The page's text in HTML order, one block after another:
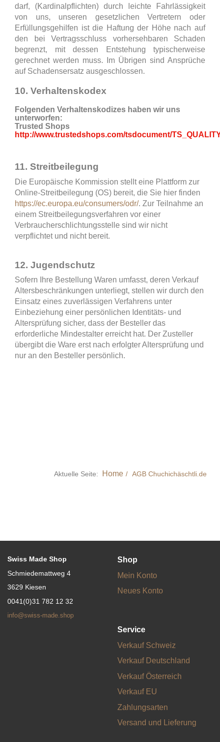
darf, (Kardinalpflichten) durch leichte Fahrlässigkeit
von uns, unseren gesetzlichen Vertretern oder
Erfüllungsgehilfen ist die Haftung der Höhe nach auf
den bei Vertragsschluss vorhersehbaren Schaden
begrenzt, mit dessen Entstehung typischerweise
gerechnet werden muss. Im Übrigen sind Ansprüche
auf Schadensersatz ausgeschlossen.
10. Verhaltenskodex
Folgenden Verhaltenskodizes haben wir uns
unterworfen:
Trusted Shops
http://www.trustedshops.com/tsdocument/
11. Streitbeilegung
Die Europäische Kommission stellt eine Plattform zur
Online-Streitbeilegung (OS) bereit, die Sie hier finden
https://ec.europa.eu/consumers/odr/. Zur Teilnahme an
einem Streitbeilegungsverfahren vor einer
Verbraucherschlichtungsstelle sind wir nicht
verpflichtet und nicht bereit.
12. Jugendschutz
Sofern Ihre Bestellung Waren umfasst, deren Verkauf
Altersbeschränkungen unterliegt, stellen wir durch den
Einsatz eines zuverlässigen Verfahrens unter
Einbeziehung einer persönlichen Identitäts- und
Altersprüfung sicher, dass der Besteller das
erforderliche Mindestalter erreicht hat. Der Zusteller
übergibt die Ware erst nach erfolgter Altersprüfung und
nur an den Besteller persönlich.
Aktuelle Seite: Home AGB Chuchichäschtli.de
Swiss Made Shop
Schmiedemattweg 4
3629 Kiesen
0041(0)31 782 12 32
info@swiss-made.shop
Shop
Mein Konto
Neues Konto
Service
Verkauf Schweiz
Verkauf Deutschland
Verkauf Österreich
Verkauf EU
Zahlungsarten
Versand und Lieferung